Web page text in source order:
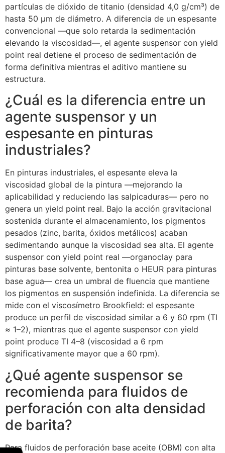
partículas de dióxido de titanio (densidad 4,0 g/cm³) de
hasta 50 μm de diámetro. A diferencia de un espesante
convencional —que solo retarda la sedimentación
elevando la viscosidad—, el agente suspensor con yield
point real detiene el proceso de sedimentación de
forma definitiva mientras el aditivo mantiene su
estructura.
¿Cuál es la diferencia entre un
agente suspensor y un
espesante en pinturas
industriales?
En pinturas industriales, el espesante eleva la
viscosidad global de la pintura —mejorando la
aplicabilidad y reduciendo las salpicaduras— pero no
genera un yield point real. Bajo la acción gravitacional
sostenida durante el almacenamiento, los pigmentos
pesados (zinc, barita, óxidos metálicos) acaban
sedimentando aunque la viscosidad sea alta. El agente
suspensor con yield point real —organoclay para
pinturas base solvente, bentonita o HEUR para pinturas
base agua— crea un umbral de fluencia que mantiene
los pigmentos en suspensión indefinida. La diferencia se
mide con el viscosímetro Brookfield: el espesante
produce un perfil de viscosidad similar a 6 y 60 rpm (TI
≈ 1–2), mientras que el agente suspensor con yield
point produce TI 4–8 (viscosidad a 6 rpm
significativamente mayor que a 60 rpm).
¿Qué agente suspensor se
recomienda para fluidos de
perforación con alta densidad
de barita?
Para fluidos de perforación base aceite (OBM) con alta